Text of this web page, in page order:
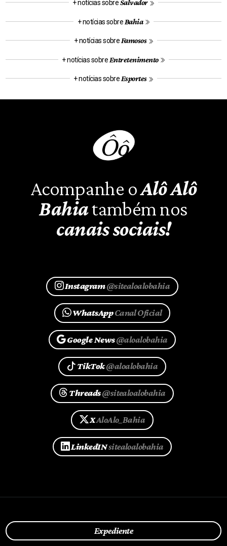
+ notícias sobreSalvador
+ notícias sobre Bahia
+ notícias sobre Famosos
+ notícias sobre Entretenimento
+ notícias sobre Esportes
Acompanhe oAlô Alô
Bahiatambém nos
canais sociais!
Instagram@sitealoalobahia
WhatsAppCanal Oficial
Google News@aloalobahia
TikTok@aloalobahia
Threads@sitealoalobahia
XAloAlo_Bahia
LinkedINsitealoalobahia
Expediente